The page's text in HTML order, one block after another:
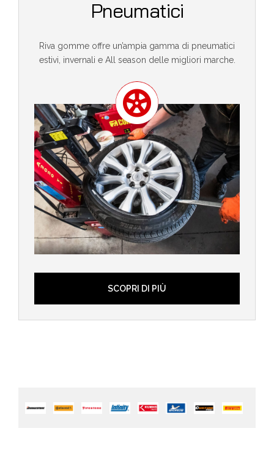
Pneumatici
Riva gomme offre un’ampia gamma di pneumatici
estivi, invernali e All season delle migliori marche.
SCOPRI DI PIÙ